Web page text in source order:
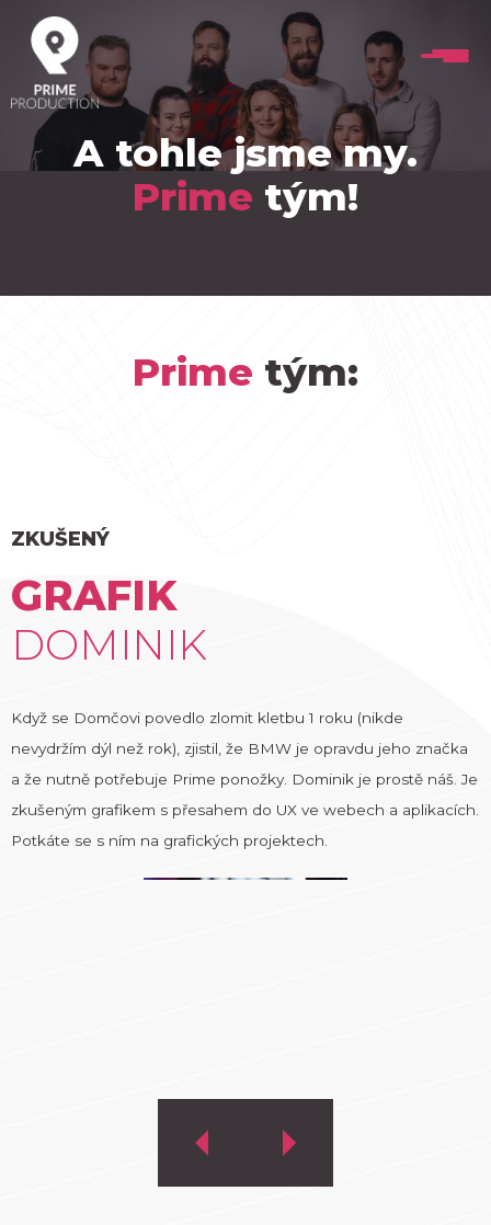
A tohle jsme my.
Prime tým!
Prime tým:
ZKUŠENÝ
GRAFIK
DOMINIK
Když se Domčovi povedlo zlomit kletbu 1 roku (nikde
nevydržím dýl než rok), zjistil, že BMW je opravdu jeho značka
a že nutně potřebuje Prime ponožky. Dominik je prostě náš. Je
zkušeným grafikem s přesahem do UX ve webech a aplikacích.
Potkáte se s ním na grafických projektech.